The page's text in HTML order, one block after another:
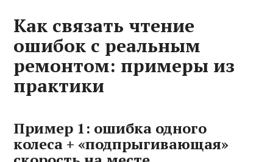
Как связать чтение
ошибок с реальным
ремонтом: примеры из
практики
Пример 1: ошибка одного
колеса + «подпрыгивающая»